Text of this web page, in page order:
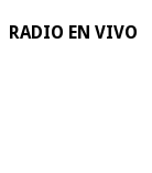
RADIO EN VIVO